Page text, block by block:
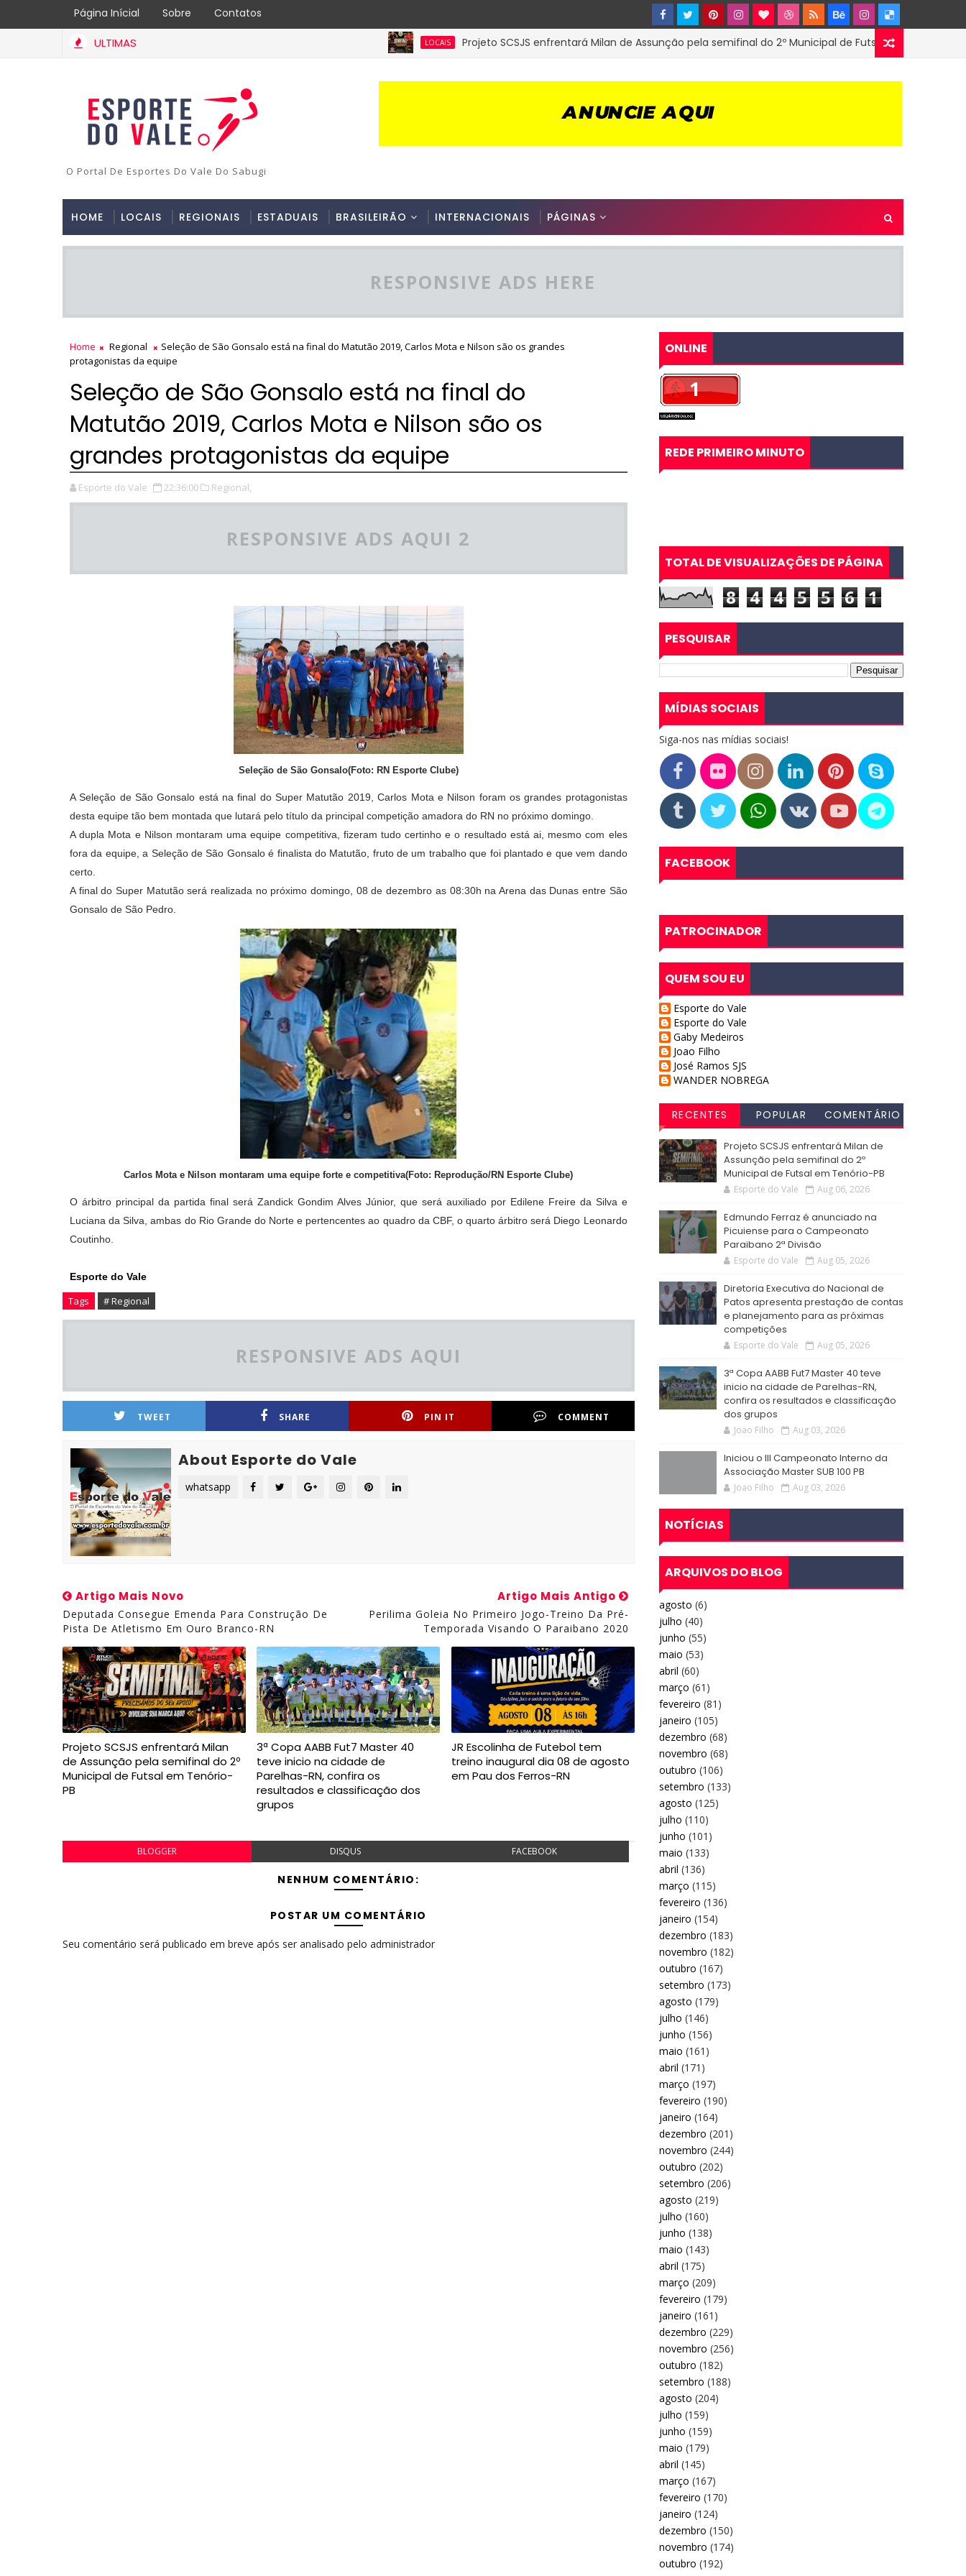
Página Inícial Sobre Contatos
ULTIMAS LOCAIS Projeto SCSJS enfrentará Milan de Assunção pela semifinal do 2º Municipal de Futsal em Tenório-PB
O Portal De Esportes Do Vale Do Sabugi
HOME LOCAIS REGIONAIS ESTADUAIS BRASILEIRÃO INTERNACIONAIS PÁGINAS
RESPONSIVE ADS HERE
Home Regional
Seleção de São Gonsalo está na final do Matutão 2019, Carlos Mota e Nilson são os grandes
protagonistas da equipe
Seleção de São Gonsalo está na final do
Matutão 2019, Carlos Mota e Nilson são os
grandes protagonistas da equipe
Esporte do Vale 22:36:00 Regional,
RESPONSIVE ADS AQUI 2
Seleção de São Gonsalo(Foto: RN Esporte Clube)
A Seleção de São Gonsalo está na final do Super Matutão 2019, Carlos Mota e Nilson foram os grandes protagonistas
desta equipe tão bem montada que lutará pelo título da principal competição amadora do RN no próximo domingo.
A dupla Mota e Nilson montaram uma equipe competitiva, fizeram tudo certinho e o resultado está ai, mesmo com eles
fora da equipe, a Seleção de São Gonsalo é finalista do Matutão, fruto de um trabalho que foi plantado e que vem dando
certo.
A final do Super Matutão será realizada no próximo domingo, 08 de dezembro as 08:30h na Arena das Dunas entre São
Gonsalo de São Pedro.
Carlos Mota e Nilson montaram uma equipe forte e competitiva(Foto: Reprodução/RN Esporte Clube)
O árbitro principal da partida final será Zandick Gondim Alves Júnior, que será auxiliado por Edilene Freire da Silva e
Luciana da Silva, ambas do Rio Grande do Norte e pertencentes ao quadro da CBF, o quarto árbitro será Diego Leonardo
Coutinho.
Esporte do Vale
Tags # Regional
RESPONSIVE ADS AQUI
TWEET SHARE PIN IT COMMENT
About Esporte do Vale
whatsapp
Artigo Mais Novo
Deputada Consegue Emenda Para Construção De
Pista De Atletismo Em Ouro Branco-RN
Artigo Mais Antigo
Perilima Goleia No Primeiro Jogo-Treino Da Pré-
Temporada Visando O Paraibano 2020
Projeto SCSJS enfrentará Milan
de Assunção pela semifinal do 2º
Municipal de Futsal em Tenório-
PB
3ª Copa AABB Fut7 Master 40
teve inicio na cidade de
Parelhas-RN, confira os
resultados e classificação dos
grupos
JR Escolinha de Futebol tem
treino inaugural dia 08 de agosto
em Pau dos Ferros-RN
BLOGGER DISQUS FACEBOOK
NENHUM COMENTÁRIO:
POSTAR UM COMENTÁRIO
Seu comentário será publicado em breve após ser analisado pelo administrador
ONLINE
REDE PRIMEIRO MINUTO
TOTAL DE VISUALIZAÇÕES DE PÁGINA
8 4 4 5 5 6 1
PESQUISAR
MÍDIAS SOCIAIS
Siga-nos nas mídias sociais!
FACEBOOK
PATROCINADOR
QUEM SOU EU
Esporte do Vale
Esporte do Vale
Gaby Medeiros
Joao Filho
José Ramos SJS
WANDER NOBREGA
RECENTES POPULAR
COMENTÁRIO
Projeto SCSJS enfrentará Milan de
Assunção pela semifinal do 2º
Municipal de Futsal em Tenório-PB
Esporte do Vale Aug 06, 2026
Edmundo Ferraz é anunciado na
Picuiense para o Campeonato
Paraibano 2ª Divisão
Esporte do Vale Aug 05, 2026
Diretoria Executiva do Nacional de
Patos apresenta prestação de contas
e planejamento para as próximas
competições
Esporte do Vale Aug 05, 2026
3ª Copa AABB Fut7 Master 40 teve
inicio na cidade de Parelhas-RN,
confira os resultados e classificação
dos grupos
Joao Filho Aug 03, 2026
Iniciou o III Campeonato Interno da
Associação Master SUB 100 PB
Joao Filho Aug 03, 2026
NOTÍCIAS
ARQUIVOS DO BLOG
agosto (6)
julho (40)
junho (55)
maio (53)
abril (60)
março (61)
fevereiro (81)
janeiro (105)
dezembro (68)
novembro (68)
outubro (106)
setembro (133)
agosto (125)
julho (110)
junho (101)
maio (133)
abril (136)
março (115)
fevereiro (136)
janeiro (154)
dezembro (183)
novembro (182)
outubro (167)
setembro (173)
agosto (179)
julho (146)
junho (156)
maio (161)
abril (171)
março (197)
fevereiro (190)
janeiro (164)
dezembro (201)
novembro (244)
outubro (202)
setembro (206)
agosto (219)
julho (160)
junho (138)
maio (143)
abril (175)
março (209)
fevereiro (179)
janeiro (161)
dezembro (229)
novembro (256)
outubro (182)
setembro (188)
agosto (204)
julho (159)
junho (159)
maio (179)
abril (145)
março (167)
fevereiro (170)
janeiro (124)
dezembro (150)
novembro (174)
outubro (192)